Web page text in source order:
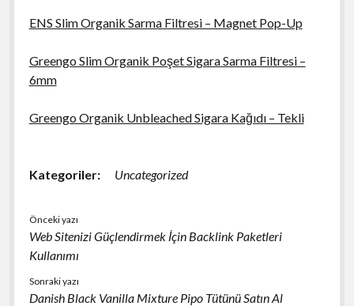
ENS Slim Organik Sarma Filtresi – Magnet Pop-Up
Greengo Slim Organik Poşet Sigara Sarma Filtresi –
6mm
Greengo Organik Unbleached Sigara Kağıdı – Tekli
Kategoriler: Uncategorized
Önceki yazı
Web Sitenizi Güçlendirmek İçin Backlink Paketleri
Kullanımı
Sonraki yazı
Danish Black Vanilla Mixture Pipo Tütünü Satın Al